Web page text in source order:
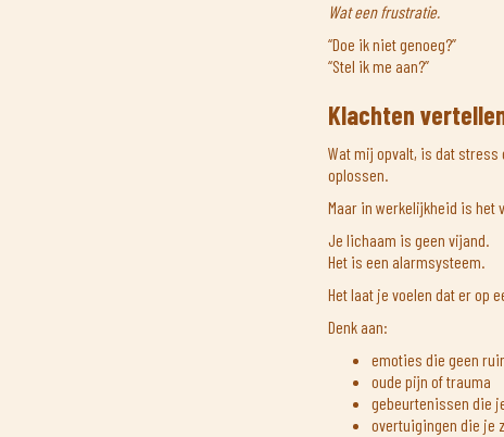
Wat een frustratie.
“Doe ik niet genoeg?”
“Stel ik me aan?”
Klachten
Wat mij opvalt, is dat
oplossen.
Maar in werkelijkheid is het
Je lichaam is geen vijand.
Het is een alarmsysteem.
Het laat je voelen dat er op
Denk aan:
emoties die geen
oude pijn of trauma
gebeurtenissen die
overtuigingen die je